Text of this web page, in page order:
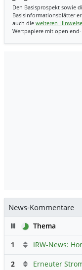
Den Basisprospekt sowie
Basisinformationsblätter
auch die weiteren Hinweise
Wertpapiere mit open
News-Kommentare
PauseThema
1
2